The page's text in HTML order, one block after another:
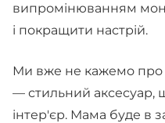
випромінюванням
і покращити настрій.
Ми вже не кажемо про
— стильний аксесуар,
інтер'єр. Мама буде в